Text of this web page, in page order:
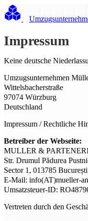
Impressum
Keine deutsche
Umzugsunternehmen
Wittelsbacherstraße
97074 Würzburg
Deutschland
Impressum / Rechtliche
Betreiber der Webseite:
MULLER &
Str. Drumul Pădurea
Sector 1, 013785
E-Mail: info(AT)mueller-
Umsatzsteuer-ID:
Vertreten durch den